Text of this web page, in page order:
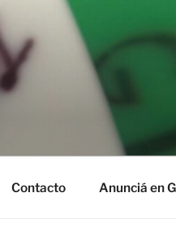
Contacto Anunciá en